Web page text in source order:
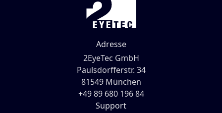
Adresse
2EyeTec GmbH
Paulsdorfferstr. 34
81549 München
+49 89 680 196 84
Support